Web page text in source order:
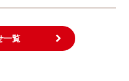
一覧